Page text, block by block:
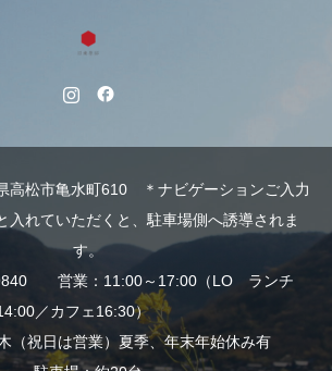
松市亀水町610 ＊ナビゲーションご入力
入れていただくと、駐車場側へ誘導されま
す。
営業：11:00～17:00（LO ランチ
／カフェ16:30）
（祝日は営業）夏季、年末年始休み有